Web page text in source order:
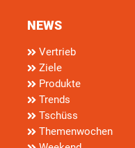
NEWS
Vertrieb
Ziele
Produkte
Trends
Tschüss
Themenwochen